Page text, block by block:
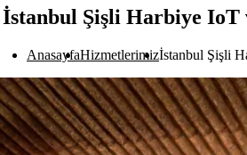
İstanbul Şişli Harbiye IoT
AnasayfaHizmetlerimizİstanbul Şişli